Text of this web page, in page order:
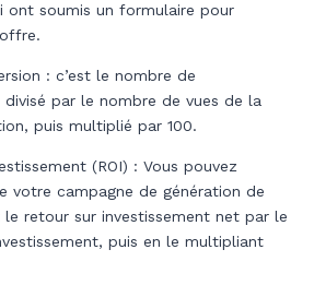
ont soumis un formulaire pour
: c’est le nombre de
par le nombre de vues de la
puis multiplié par 100.
(ROI) : Vous pouvez
votre campagne de génération de
le retour sur investissement net par le
puis en le multipliant